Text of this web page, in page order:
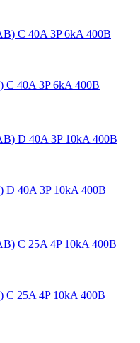
C 40A 3P 6kA 400В
D 40A 3P 10kA 400В
C 25A 4P 10kA 400В